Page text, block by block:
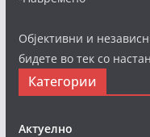
Објективни и
бидете во тек со
Категории
Актуелно